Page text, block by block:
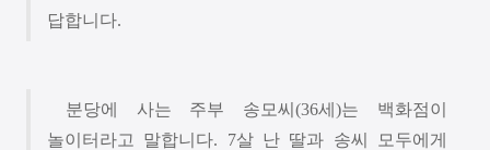
답합니다.
분당에 사는 주부 송모씨(36세)는 백화점이
놀이터라고 말합니다. 7살 난 딸과 송씨 모두에게